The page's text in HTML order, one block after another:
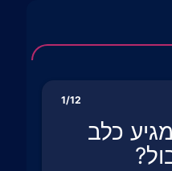
1/12
כלב